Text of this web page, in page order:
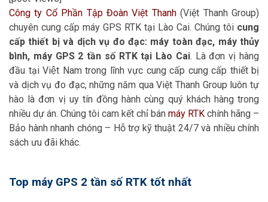
Công ty Cổ Phần Tập Đoàn Việt Thanh(Việt Thanh Group)
chuyên cung cấp máy GPS RTK tại Lào Cai. Chúng tôi cung
cấp thiết bị và dịch vụ đo đạc: máy toàn đạc, máy thủy
bình, máy GPS 2 tần số RTK tại Lào Cai. Là đơn vị hàng
đầu tại Việt Nam trong lĩnh vực cung cấp cung cấp thiết bị
và dịch vụ đo đạc, những năm qua Việt Thanh Group luôn tự
hào là đơn vị uy tín đồng hành cùng quý khách hàng trong
nhiều dự án. Chúng tôi cam kết chỉ bán máy RTK chính hãng –
Bảo hành nhanh chóng – Hỗ trợ kỹ thuật 24/7 và nhiều chính
sách ưu đãi khác.
Top máy GPS 2 tần số RTK tốt nhất